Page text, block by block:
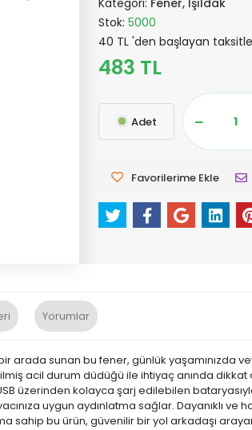
Kategori: Fener, Işıldak
Stok:5000
40 TL 'den başlayan
483 TL
Adet
Favorilerime Ekle
Yorumlar
sunan bu fener, günlük yaşamınızda
acil durum düdüğü ile ihtiyaç anında
üzerinden kolayca şarj edilebilen
uygun aydınlatma sağlar. Dayanıklı
sahip bu ürün, güvenilir bir yol arkadaşı